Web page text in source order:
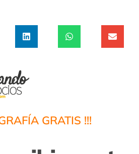
GRATIS !!!